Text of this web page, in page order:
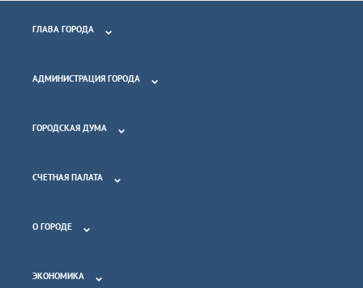
ГЛАВА ГОРОДА
АДМИНИСТРАЦИЯ ГОРОДА
ГОРОДСКАЯ ДУМА
СЧЕТНАЯ ПАЛАТА
О ГОРОДЕ
ЭКОНОМИКА